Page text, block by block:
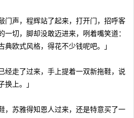
声，程辉站了起来，打开门，招呼客
一切，脚却没敢迈进来，咧着嘴笑道：
典欧式风格，得花不少钱呢吧。」
走了过来，手上提着一双新拖鞋，说
换上。」
苏雅得知恩人过来，还是特意买了一